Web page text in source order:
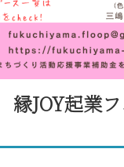
JOY起業